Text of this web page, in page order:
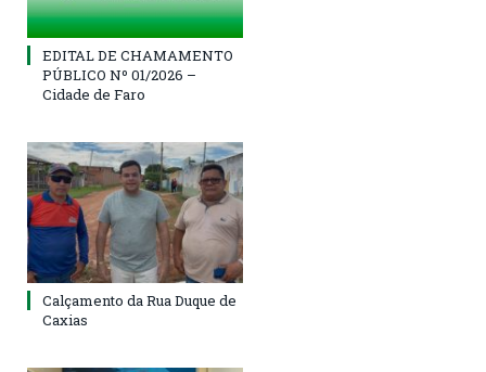
EDITAL DE CHAMAMENTO
PÚBLICO Nº 01/2026 –
Cidade de Faro
Calçamento da Rua Duque de
Caxias